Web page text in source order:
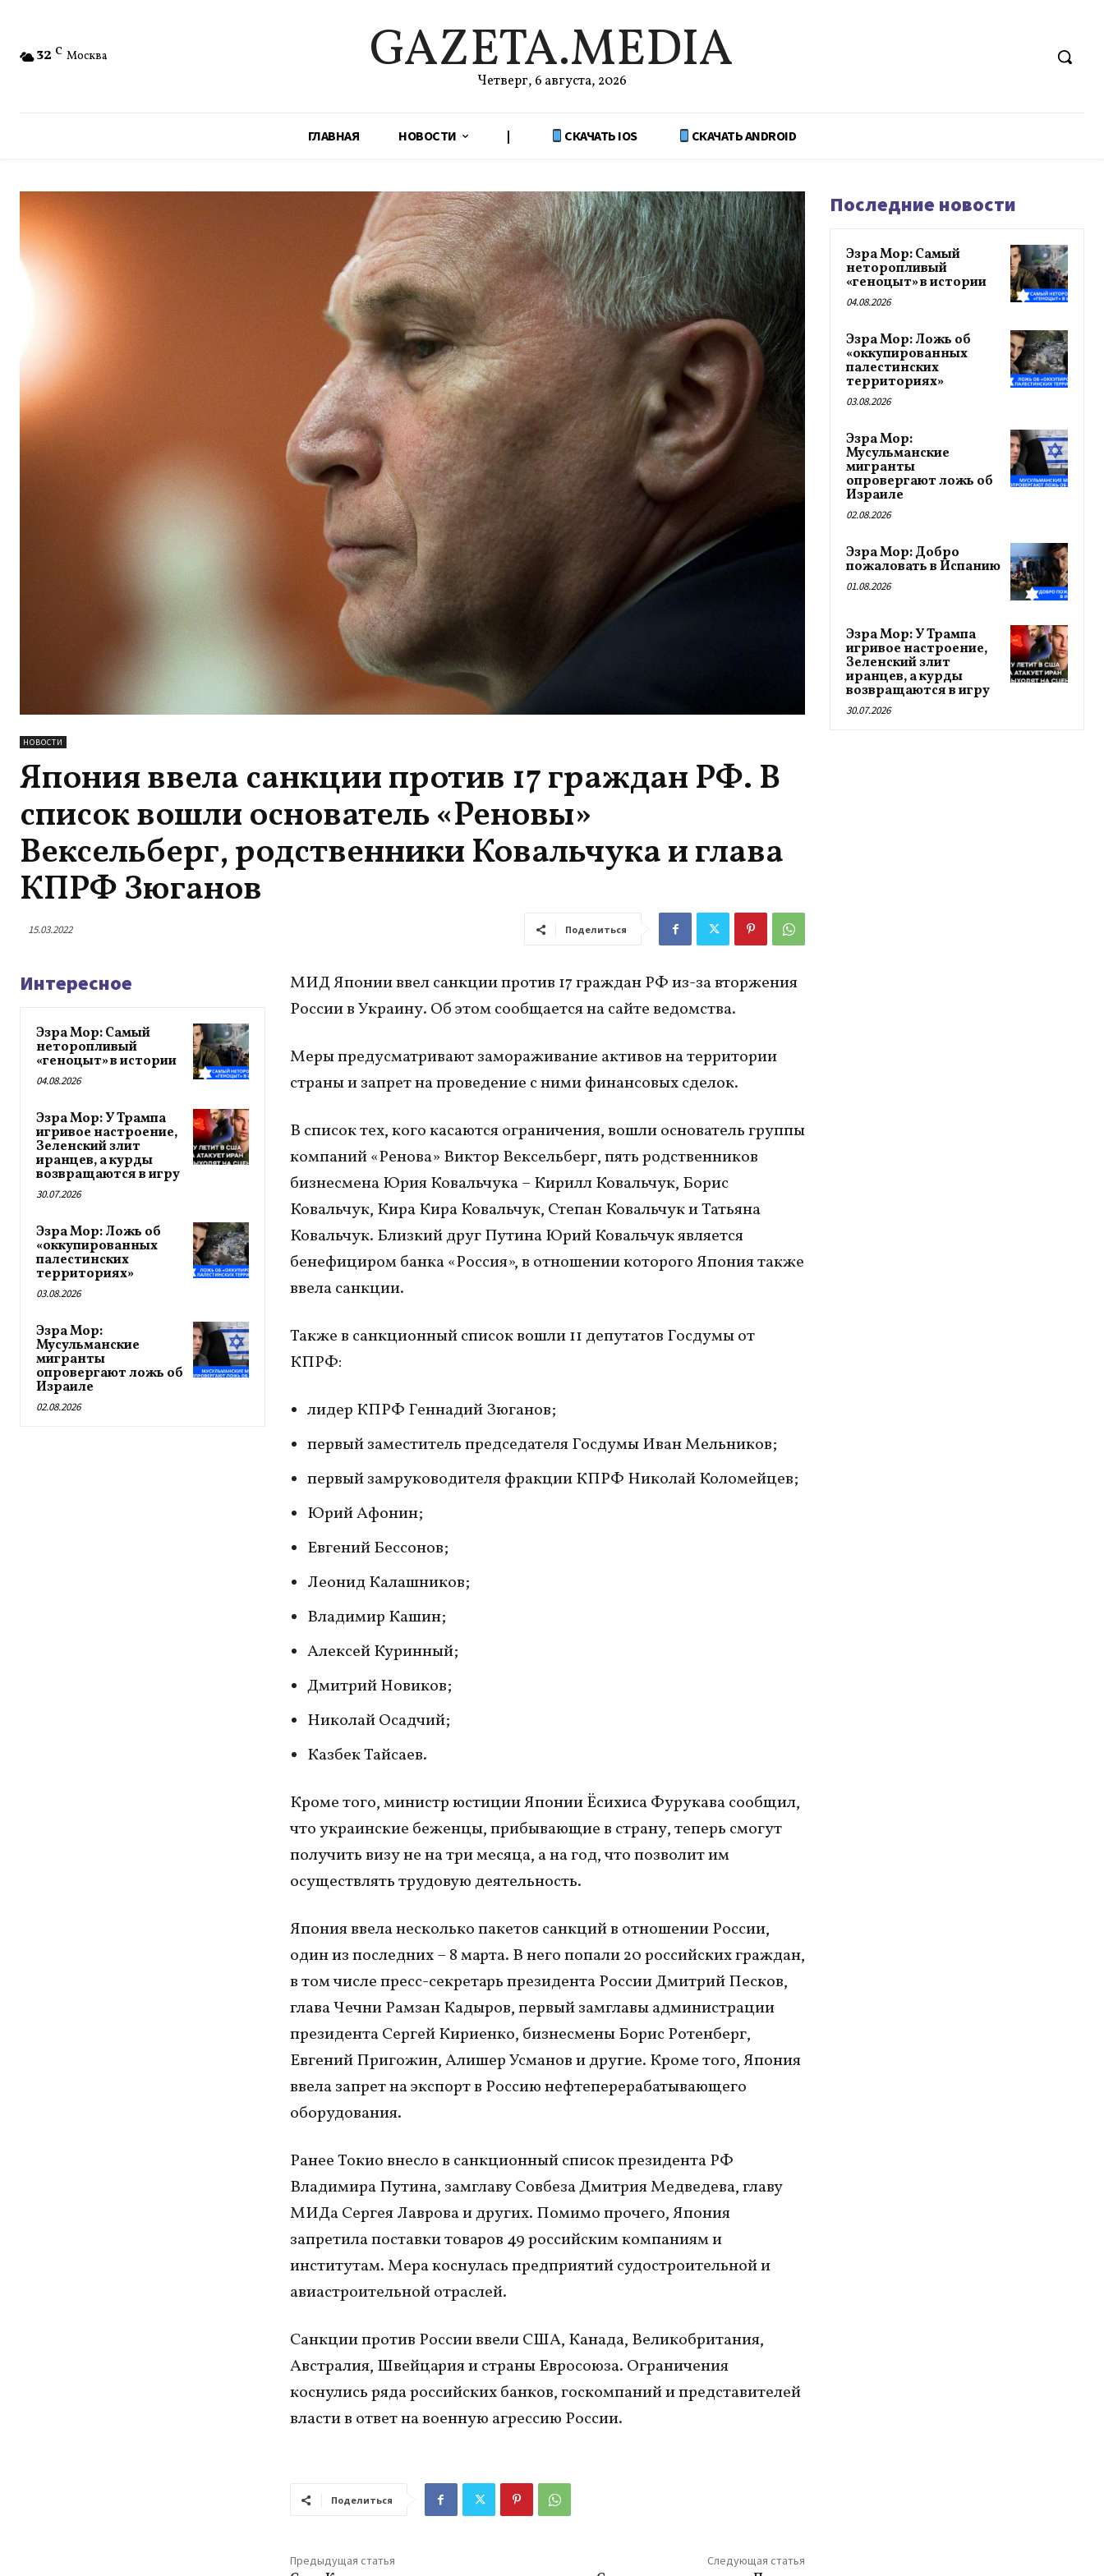
32 C Москва GAZETA.MEDIA
Четверг, 6 августа, 2026
ГЛАВНАЯ НОВОСТИ | СКАЧАТЬ IOS СКАЧАТЬ ANDROID
НОВОСТИ
Япония ввела санкции против 17 граждан РФ. В
список вошли основатель «Реновы»
Вексельберг, родственники Ковальчука и глава
КПРФ Зюганов
15.03.2022 Поделиться
Интересное
Эзра Мор: Самый
неторопливый
«геноцыт» в истории
04.08.2026
Эзра Мор: У Трампа
игривое настроение,
Зеленский злит
иранцев, а курды
возвращаются в игру
30.07.2026
Эзра Мор: Ложь об
«оккупированных
палестинских
территориях»
03.08.2026
Эзра Мор:
Мусульманские
мигранты
опровергают ложь об
Израиле
02.08.2026
МИД Японии ввел санкции против 17 граждан РФ из-за вторжения
России в Украину. Об этом сообщается на сайте ведомства.
Меры предусматривают замораживание активов на территории
страны и запрет на проведение с ними финансовых сделок.
В список тех, кого касаются ограничения, вошли основатель группы
компаний «Ренова» Виктор Вексельберг, пять родственников
бизнесмена Юрия Ковальчука – Кирилл Ковальчук, Борис
Ковальчук, Кира Кира Ковальчук, Степан Ковальчук и Татьяна
Ковальчук. Близкий друг Путина Юрий Ковальчук является
бенефициром банка «Россия», в отношении которого Япония также
ввела санкции.
Также в санкционный список вошли 11 депутатов Госдумы от
КПРФ:
лидер КПРФ Геннадий Зюганов;
первый заместитель председателя Госдумы Иван Мельников;
первый замруководителя фракции КПРФ Николай Коломейцев;
Юрий Афонин;
Евгений Бессонов;
Леонид Калашников;
Владимир Кашин;
Алексей Куринный;
Дмитрий Новиков;
Николай Осадчий;
Казбек Тайсаев.
Кроме того, министр юстиции Японии Ёсихиса Фурукава сообщил,
что украинские беженцы, прибывающие в страну, теперь смогут
получить визу не на три месяца, а на год, что позволит им
осуществлять трудовую деятельность.
Япония ввела несколько пакетов санкций в отношении России,
один из последних – 8 марта. В него попали 20 российских граждан,
в том числе пресс-секретарь президента России Дмитрий Песков,
глава Чечни Рамзан Кадыров, первый замглавы администрации
президента Сергей Кириенко, бизнесмены Борис Ротенберг,
Евгений Пригожин, Алишер Усманов и другие. Кроме того, Япония
ввела запрет на экспорт в Россию нефтеперерабатывающего
оборудования.
Ранее Токио внесло в санкционный список президента РФ
Владимира Путина, замглаву Совбеза Дмитрия Медведева, главу
МИДа Сергея Лаврова и других. Помимо прочего, Япония
запретила поставки товаров 49 российским компаниям и
институтам. Мера коснулась предприятий судостроительной и
авиастроительной отраслей.
Санкции против России ввели США, Канада, Великобритания,
Австралия, Швейцария и страны Евросоюза. Ограничения
коснулись ряда российских банков, госкомпаний и представителей
власти в ответ на военную агрессию России.
Поделиться
Предыдущая статья Следующая статья
Последние новости
Эзра Мор: Самый
неторопливый
«геноцыт» в истории
04.08.2026
Эзра Мор: Ложь об
«оккупированных
палестинских
территориях»
03.08.2026
Эзра Мор:
Мусульманские
мигранты
опровергают ложь об
Израиле
02.08.2026
Эзра Мор: Добро
пожаловать в Испанию
01.08.2026
Эзра Мор: У Трампа
игривое настроение,
Зеленский злит
иранцев, а курды
возвращаются в игру
30.07.2026